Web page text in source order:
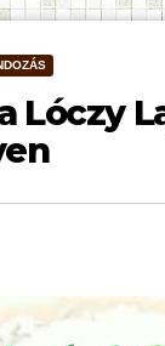
Lóczy